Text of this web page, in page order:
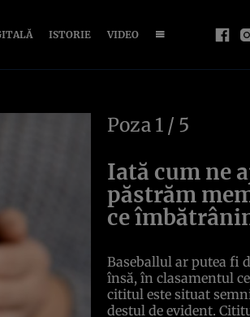
ISTORIE VIDEO
Poza 1 / 5
Iată cum ne
păstrăm
ce
Baseballul ar putea fi
însă, în clasamentul
cititul este situat
destul de evident.